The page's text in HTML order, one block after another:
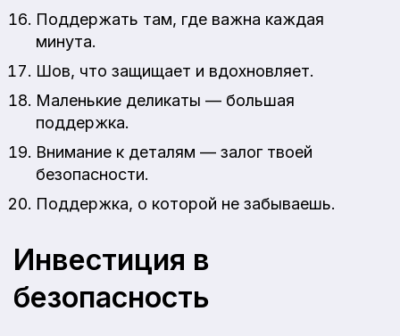
Поддержать там, где важна каждая
минута.
Шов, что защищает и вдохновляет.
Маленькие деликаты — большая
поддержка.
Внимание к деталям — залог твоей
безопасности.
Поддержка, о которой не забываешь.
Инвестиция в
безопасность